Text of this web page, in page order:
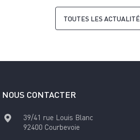
TOUTES LES
NOUS CONTACTER
39/41 rue Louis Blanc
92400 Courbevoie